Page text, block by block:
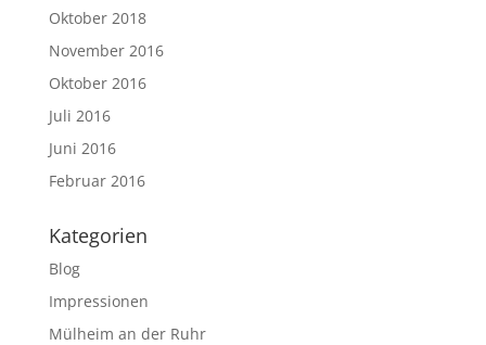
Oktober 2018
November 2016
Oktober 2016
Juli 2016
Juni 2016
Februar 2016
Kategorien
Blog
Impressionen
Mülheim an der Ruhr